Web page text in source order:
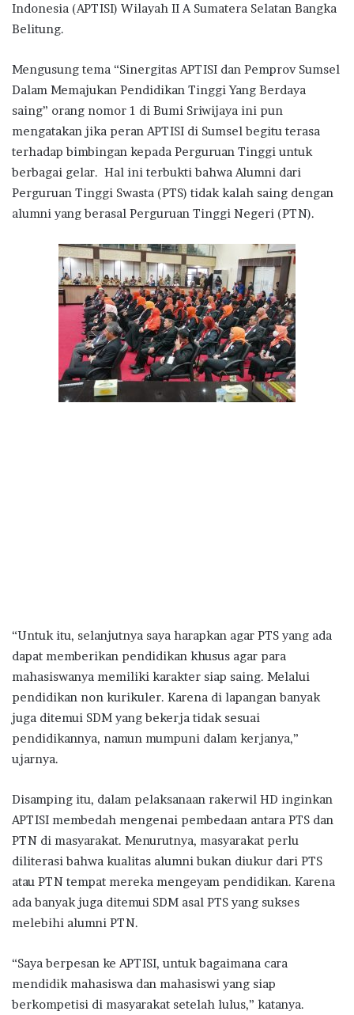
Indonesia (APTISI) Wilayah II A Sumatera Selatan Bangka
Belitung.
Mengusung tema “Sinergitas APTISI dan Pemprov Sumsel
Dalam Memajukan Pendidikan Tinggi Yang Berdaya
saing” orang nomor 1 di Bumi Sriwijaya ini pun
mengatakan jika peran APTISI di Sumsel begitu terasa
terhadap bimbingan kepada Perguruan Tinggi untuk
berbagai gelar. Hal ini terbukti bahwa Alumni dari
Perguruan Tinggi Swasta (PTS) tidak kalah saing dengan
alumni yang berasal Perguruan Tinggi Negeri (PTN).
“Untuk itu, selanjutnya saya harapkan agar PTS yang ada
dapat memberikan pendidikan khusus agar para
mahasiswanya memiliki karakter siap saing. Melalui
pendidikan non kurikuler. Karena di lapangan banyak
juga ditemui SDM yang bekerja tidak sesuai
pendidikannya, namun mumpuni dalam kerjanya,”
ujarnya.
Disamping itu, dalam pelaksanaan rakerwil HD inginkan
APTISI membedah mengenai pembedaan antara PTS dan
PTN di masyarakat. Menurutnya, masyarakat perlu
diliterasi bahwa kualitas alumni bukan diukur dari PTS
atau PTN tempat mereka mengeyam pendidikan. Karena
ada banyak juga ditemui SDM asal PTS yang sukses
melebihi alumni PTN.
“Saya berpesan ke APTISI, untuk bagaimana cara
mendidik mahasiswa dan mahasiswi yang siap
berkompetisi di masyarakat setelah lulus,” katanya.